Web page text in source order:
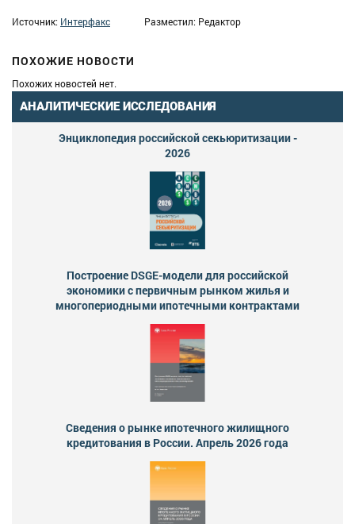
Источник: Интерфакс Разместил: Редактор
ПОХОЖИЕ НОВОСТИ
Похожих новостей нет.
АНАЛИТИЧЕСКИЕ ИССЛЕДОВАНИЯ
Энциклопедия российской секьюритизации -
2026
Построение DSGE-модели для российской
экономики с первичным рынком жилья и
многопериодными ипотечными контрактами
Сведения о рынке ипотечного жилищного
кредитования в России. Апрель 2026 года